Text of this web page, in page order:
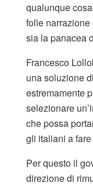
qualunque
folle narrazione
sia la panacea
Francesco
una soluzione
estremamente
selezionare
che possa
gli italiani a
Per questo il
direzione di